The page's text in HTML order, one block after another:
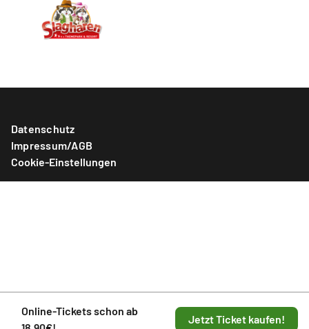
Online-Tickets schon ab
Jetzt Ticket kaufen!
Datenschutz
Impressum/AGB
Cookie-Einstellungen